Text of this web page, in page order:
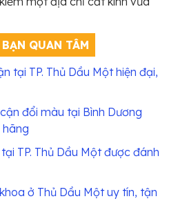
QUAN TÂM
tại TP. Thủ Dầu Một hiện đại,
đổi màu tại Bình Dương
hãng
TP. Thủ Dầu Một được đánh
ở Thủ Dầu Một uy tín, tận